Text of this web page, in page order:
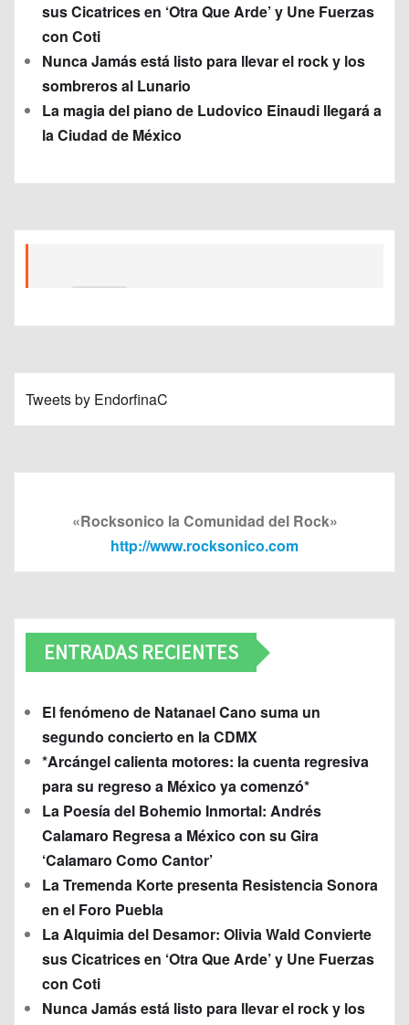
sus Cicatrices en ‘Otra Que Arde’ y Une Fuerzas
con Coti
Nunca Jamás está listo para llevar el rock y los
sombreros al Lunario
La magia del piano de Ludovico Einaudi llegará a
la Ciudad de México
Tweets by EndorfinaC
«Rocksonico la Comunidad del Rock»
http://www.rocksonico.com
ENTRADAS RECIENTES
El fenómeno de Natanael Cano suma un
segundo concierto en la CDMX
*Arcángel calienta motores: la cuenta regresiva
para su regreso a México ya comenzó*
La Poesía del Bohemio Inmortal: Andrés
Calamaro Regresa a México con su Gira
‘Calamaro Como Cantor’
La Tremenda Korte presenta Resistencia Sonora
en el Foro Puebla
La Alquimia del Desamor: Olivia Wald Convierte
sus Cicatrices en ‘Otra Que Arde’ y Une Fuerzas
con Coti
Nunca Jamás está listo para llevar el rock y los